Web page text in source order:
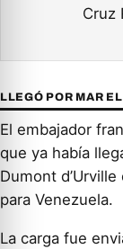
Cruz
LLEGÓ POR MAR
El embajador
que ya había
Dumont
para Venezuela.
La carga fue